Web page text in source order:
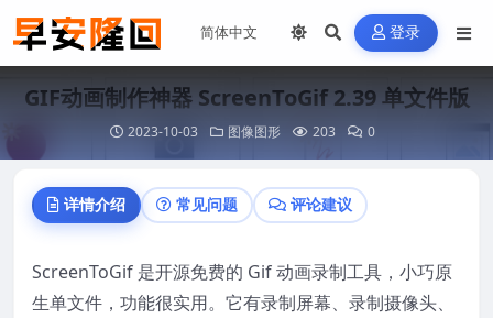
登录
GIF动画制作神器 ScreenToGif 2.39 单文件版
2023-10-03 图像图形 203 0
详情介绍 常见问题 评论建议
ScreenToGif 是开源免费的 Gif 动画录制工具，小巧原
生单文件，功能很实用。它有录制屏幕、录制摄像头、